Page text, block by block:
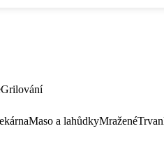
Grilování
Maso a lahůdkyMražené